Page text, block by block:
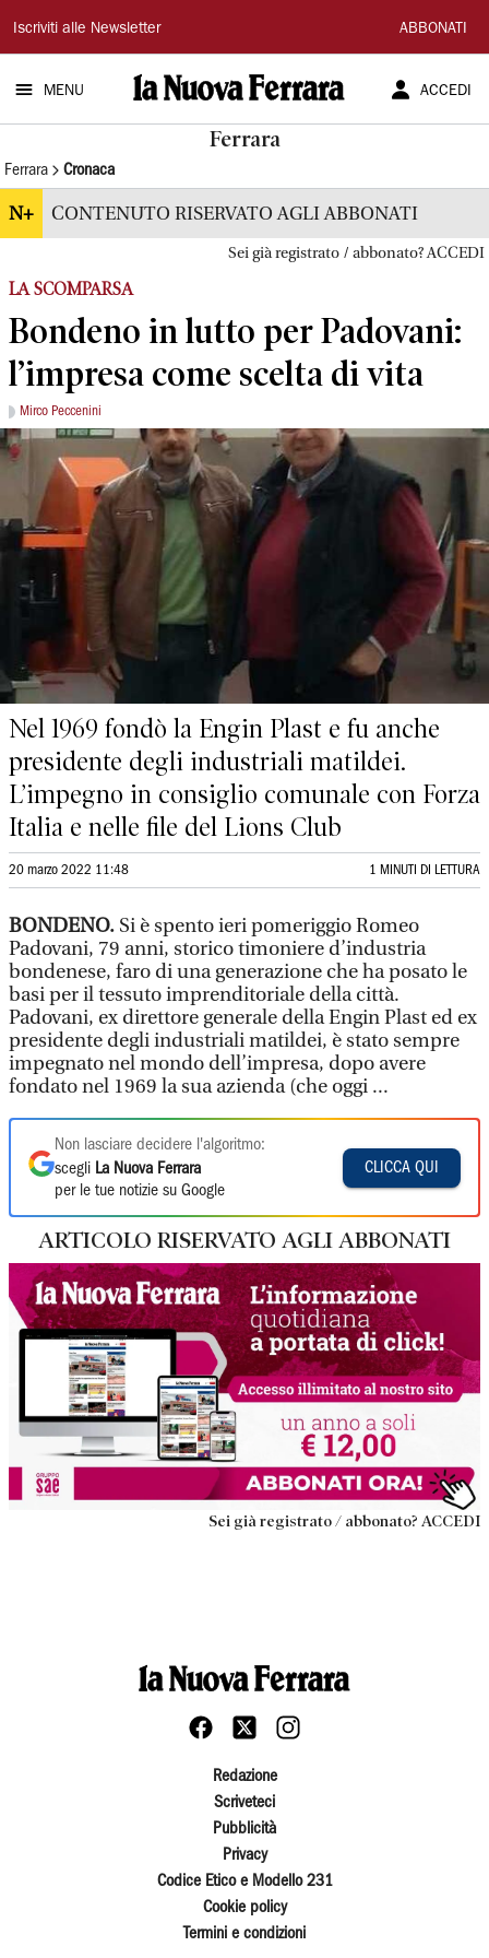
La
Nuova
Ferrara
Iscriviti alle Newsletter ABBONATI
MENU ACCEDI
Ferrara
Ferrara Cronaca
N+ CONTENUTO RISERVATO AGLI ABBONATI
Sei già registrato / abbonato? ACCEDI
LA SCOMPARSA
Bondeno in lutto per Padovani:
l’impresa come scelta di vita
Mirco Peccenini
Nel 1969 fondò la Engin Plast e fu anche
presidente degli industriali matildei.
L’impegno in consiglio comunale con Forza
Italia e nelle file del Lions Club
20 marzo 2022 11:48 1 MINUTI DI LETTURA
BONDENO. Si è spento ieri pomeriggio Romeo
Padovani, 79 anni, storico timoniere d’industria
bondenese, faro di una generazione che ha posato le
basi per il tessuto imprenditoriale della città.
Padovani, ex direttore generale della Engin Plast ed ex
presidente degli industriali matildei, è stato sempre
impegnato nel mondo dell’impresa, dopo avere
fondato nel 1969 la sua azienda (che oggi ...
Non lasciare decidere l'algoritmo:
scegli La Nuova Ferrara
per le tue notizie su Google
CLICCA QUI
ARTICOLO RISERVATO AGLI ABBONATI
Sei già registrato / abbonato? ACCEDI
Redazione
Scriveteci
Pubblicità
Privacy
Codice Etico e Modello 231
Cookie policy
Termini e condizioni